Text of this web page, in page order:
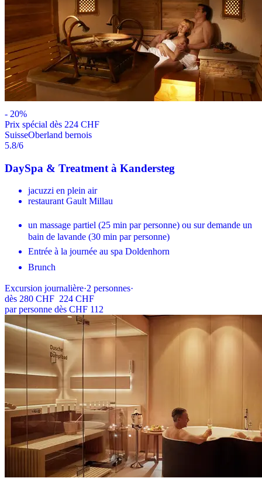
- 20%
Prix ​​spécial dès 224 CHF
SuisseOberland bernois
5.8/6
DaySpa & Treatment à Kandersteg
jacuzzi en plein air
restaurant Gault Millau
un massage partiel (25 min par personne) ou sur demande un
bain de lavande (30 min par personne)
Entrée à la journée au spa Doldenhorn
Brunch
Excursion journalière·2 personnes·
dès 280 CHF 224 CHF
par personne dès CHF 112